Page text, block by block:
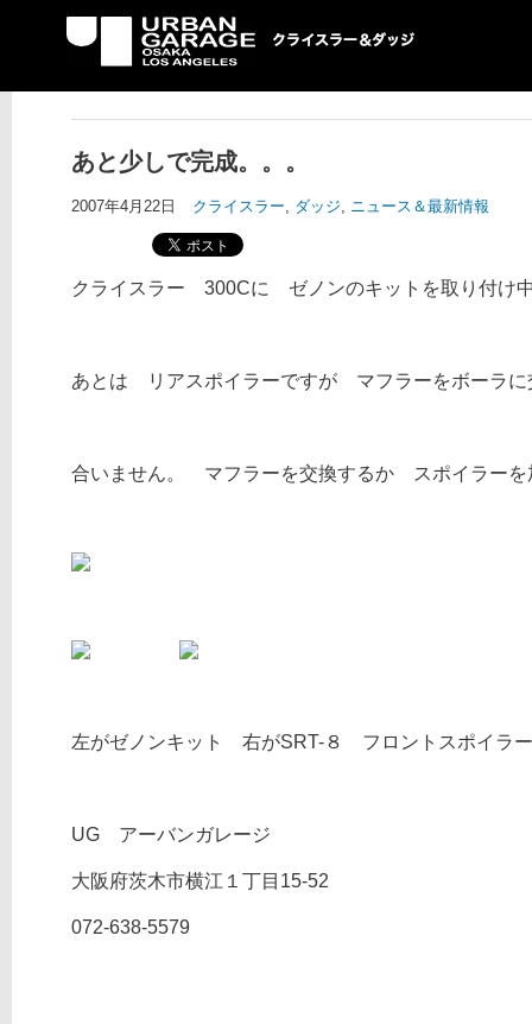
UG クライスラー＆ダ
ッジ専門店
あと少しで完成。。。
2007年4月22日 クライスラー, ダッジ, ニュース＆最新情報
クライスラー 300Cに ゼノンのキットを取り付
あとは リアスポイラーですが マフラーをボーラ
合いません。 マフラーを交換するか スポイラー
左がゼノンキット 右がSRT-８ フロントスポイラ
UG アーバンガレージ
大阪府茨木市横江１丁目15-52
072-638-5579